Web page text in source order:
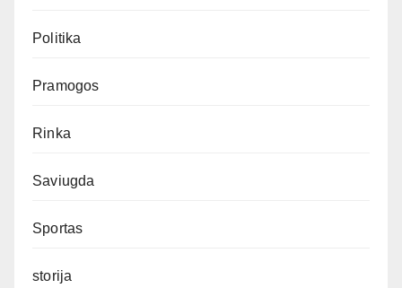
Politika
Pramogos
Rinka
Saviugda
Sportas
storija